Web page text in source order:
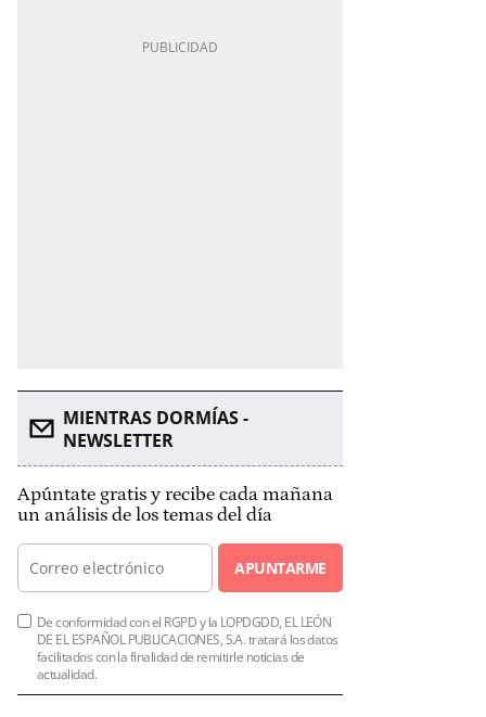
MIENTRAS DORMÍAS -
NEWSLETTER
Apúntate gratis y recibe cada mañana
un análisis de los temas del día
APUNTARME
De conformidad con el RGPD y la LOPDGDD, EL LEÓN
DE EL ESPAÑOL PUBLICACIONES, S.A. tratará los datos
facilitados con la finalidad de remitirle noticias de
actualidad.